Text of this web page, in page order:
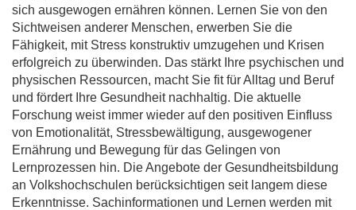
sich ausgewogen ernähren können. Lernen Sie von den
Sichtweisen anderer Menschen, erwerben Sie die
Fähigkeit, mit Stress konstruktiv umzugehen und Krisen
erfolgreich zu überwinden. Das stärkt Ihre psychischen und
physischen Ressourcen, macht Sie fit für Alltag und Beruf
und fördert Ihre Gesundheit nachhaltig. Die aktuelle
Forschung weist immer wieder auf den positiven Einfluss
von Emotionalität, Stressbewältigung, ausgewogener
Ernährung und Bewegung für das Gelingen von
Lernprozessen hin. Die Angebote der Gesundheitsbildung
an Volkshochschulen berücksichtigen seit langem diese
Erkenntnisse. Sachinformationen und Lernen werden mit